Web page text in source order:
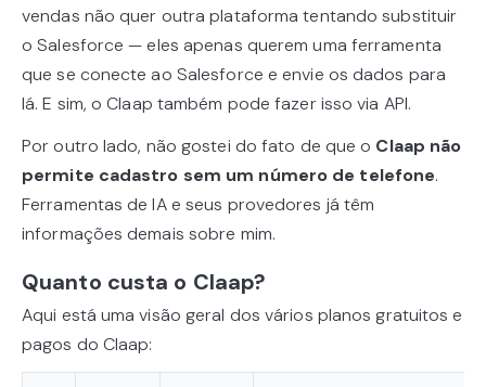
vendas não quer outra plataforma tentando substituir
o Salesforce — eles apenas querem uma ferramenta
que se conecte ao Salesforce e envie os dados para
lá. E sim, o Claap também pode fazer isso via API.
Por outro lado, não gostei do fato de que o Claap não
permite cadastro sem um número de telefone.
Ferramentas de IA e seus provedores já têm
informações demais sobre mim.
Quanto custa o Claap?
Aqui está uma visão geral dos vários planos gratuitos e
pagos do Claap: